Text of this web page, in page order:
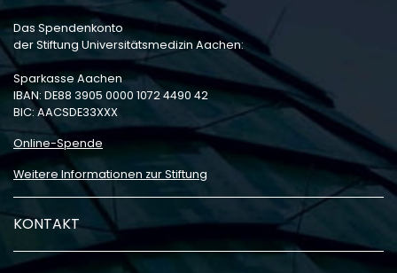
Das Spendenkonto
der Stiftung Universitätsmedizin Aachen:
Sparkasse Aachen
IBAN: DE88 3905 0000 1072 4490 42
BIC: AACSDE33XXX
Online-Spende
Weitere Informationen zur Stiftung
KONTAKT